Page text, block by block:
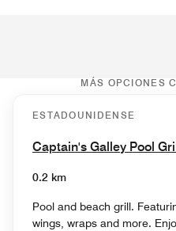
MÁS OPCIONES
ESTADOUNIDENSE
Captain's Galley Pool Grill
0.2 km
Pool and beach grill.
wings, wraps and more.